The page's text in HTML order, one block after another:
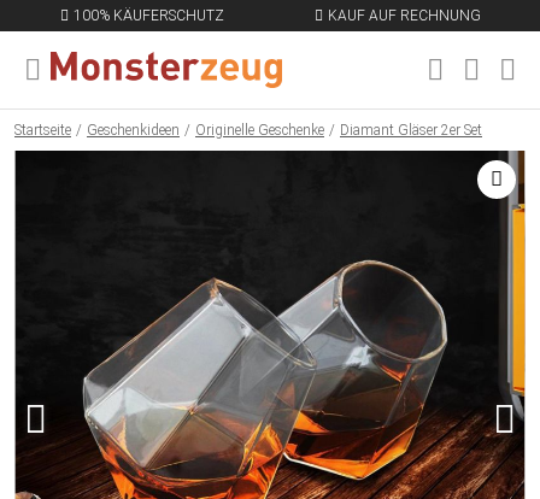
100% KÄUFERSCHUTZ KAUF AUF RECHNUNG
MENÜ SCHLIESSEN
Startseite Geschenkideen Originelle Geschenke Diamant Gläser 2er Set